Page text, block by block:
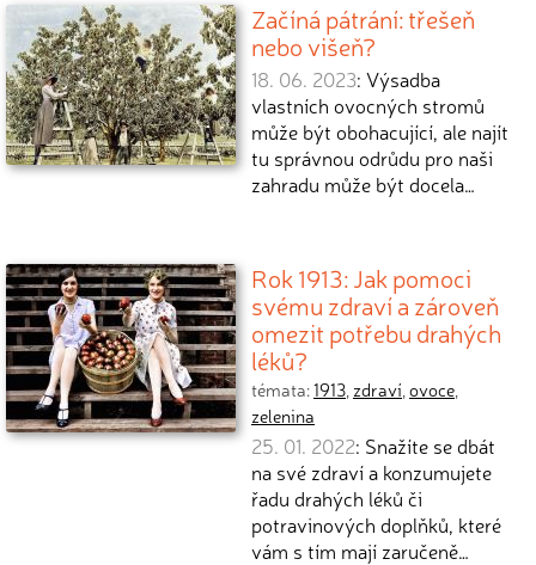
Začíná pátrání: třešeň
nebo višeň?
18. 06. 2023: Výsadba
vlastních ovocných stromů
může být obohacující, ale najít
tu správnou odrůdu pro naši
zahradu může být docela…
Rok 1913: Jak pomoci
svému zdraví a zároveň
omezit potřebu drahých
léků?
témata:1913, zdraví,ovoce,
zelenina
25. 01. 2022: Snažíte se dbát
na své zdraví a konzumujete
řadu drahých léků či
potravinových doplňků, které
vám s tím mají zaručeně…